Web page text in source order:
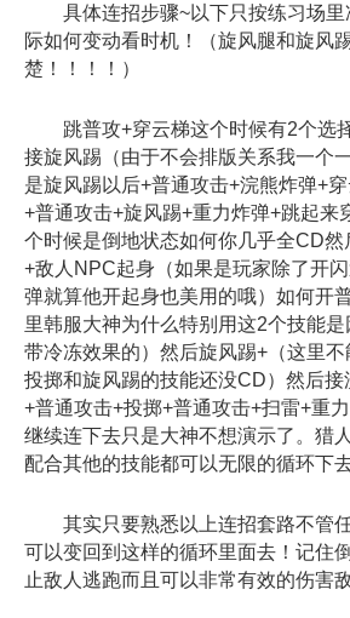
具体连招步骤~以下只按练习场里
际如何变动看时机！（旋风腿和旋风
楚！！！！）
跳普攻+穿云梯这个时候有2个选
接旋风踢（由于不会排版关系我一个
是旋风踢以后+普通攻击+浣熊炸弹+
+普通攻击+旋风踢+重力炸弹+跳起来
个时候是倒地状态如何你几乎全CD
+敌人NPC起身（如果是玩家除了开
弹就算他开起身也美用的哦）如何开
里韩服大神为什么特别用这2个技能
带冷冻效果的）然后旋风踢+（这里
投掷和旋风踢的技能还没CD）然后接
+普通攻击+投掷+普通攻击+扫雷+重
继续连下去只是大神不想演示了。猎
配合其他的技能都可以无限的循环下去
其实只要熟悉以上连招套路不管
可以变回到这样的循环里面去！记住
止敌人逃跑而且可以非常有效的伤害敌